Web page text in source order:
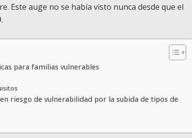
Este auge no se había visto nunca desde que el
para familias vulnerables
riesgo de vulnerabilidad por la subida de tipos de